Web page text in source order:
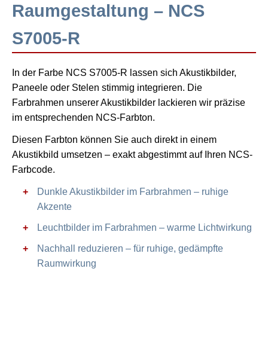
Raumgestaltung – NCS
S7005-R
In der Farbe NCS S7005-R lassen sich Akustikbilder,
Paneele oder Stelen stimmig integrieren. Die
Farbrahmen unserer Akustikbilder lackieren wir präzise
im entsprechenden NCS-Farbton.
Diesen Farbton können Sie auch direkt in einem
Akustikbild umsetzen – exakt abgestimmt auf Ihren NCS-
Farbcode.
Dunkle Akustikbilder im Farbrahmen – ruhige
Akzente
Leuchtbilder im Farbrahmen – warme Lichtwirkung
Nachhall reduzieren – für ruhige, gedämpfte
Raumwirkung